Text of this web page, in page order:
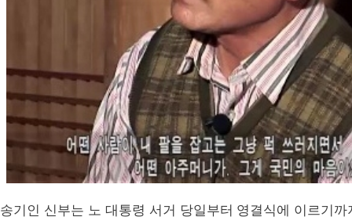
송기인 신부는 노 대통령 서거 당일부터 영결식에 이르기